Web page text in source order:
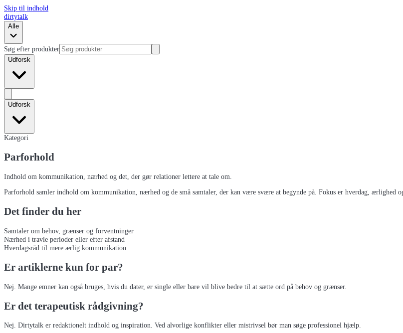
Skip til indhold
dirtytalk
Alle
Søg efter produkter
Udforsk
Udforsk
Kategori
Parforhold
Indhold om kommunikation, nærhed og det, der gør relationer lettere at tale om.
Parforhold samler indhold om kommunikation, nærhed og de små samtaler, der kan være svære at begynde på. Fokus er hverdag, ærlighed
Det finder du her
Samtaler om behov, grænser og forventninger
Nærhed i travle perioder eller efter afstand
Hverdagsråd til mere ærlig kommunikation
Er artiklerne kun for par?
Nej. Mange emner kan også bruges, hvis du dater, er single eller bare vil blive bedre til at sætte ord på behov og grænser.
Er det terapeutisk rådgivning?
Nej. Dirtytalk er redaktionelt indhold og inspiration. Ved alvorlige konflikter eller mistrivsel bør man søge professionel hjælp.